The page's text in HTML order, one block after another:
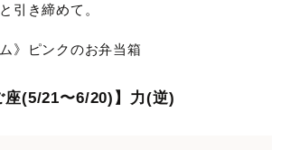
引き締めて。
》ピンクのお弁当箱
座(5/21〜6/20)】力(逆)